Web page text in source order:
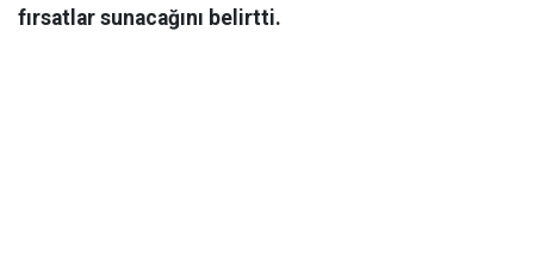
fırsatlar sunacağını belirtti.